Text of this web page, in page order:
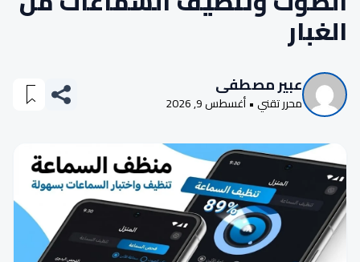
الغبار
عبير مصطفى
محرر تقني • أغسطس 9, 2026